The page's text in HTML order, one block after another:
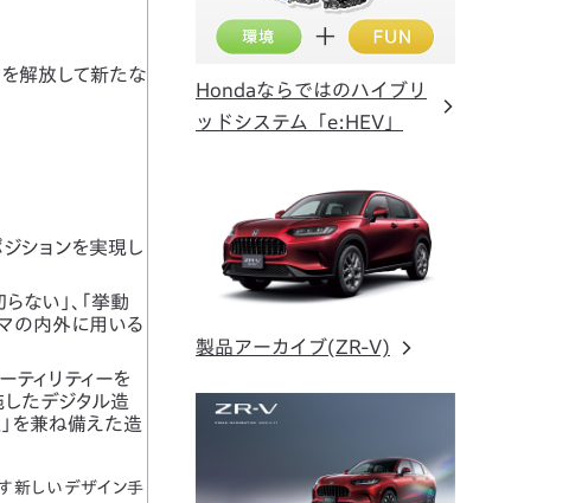
を解放して新たな
ションを実現し
ない」、「挙動
の内外に用いる
ティリティーを
したデジタル造
を兼ね備えた造
新しいデザイン手
Hondaならではのハイブリ
ッドシステム「e:HEV」
製品アーカイブ(ZR-V)